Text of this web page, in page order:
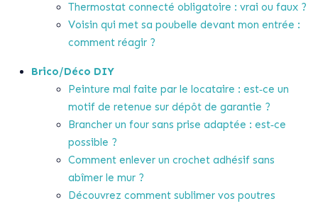
Thermostat connecté obligatoire : vrai ou faux ?
Voisin qui met sa poubelle devant mon entrée :
comment réagir ?
Brico/Déco DIY
Peinture mal faite par le locataire : est‑ce un
motif de retenue sur dépôt de garantie ?
Brancher un four sans prise adaptée : est‑ce
possible ?
Comment enlever un crochet adhésif sans
abîmer le mur ?
Découvrez comment sublimer vos poutres